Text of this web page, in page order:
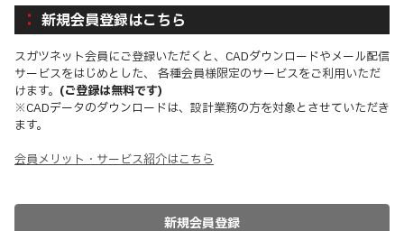
新規会員登録はこちら
スガツネット会員にご登録いただくと、CADダウンロードやメール配信
サービスをはじめとした、 各種会員様限定のサービスをご利用いただ
けます。 (ご登録は無料です)
※CADデータのダウンロードは、設計業務の方を対象とさせていただき
ます。
会員メリット・サービス紹介はこちら